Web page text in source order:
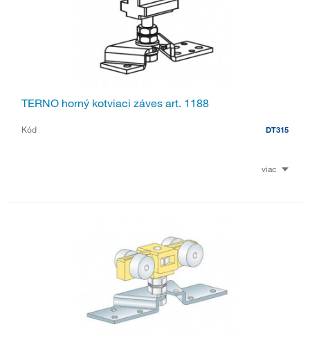
TERNO horný kotviaci záves art. 1188
Kód DT315
viac